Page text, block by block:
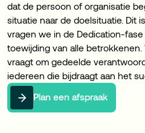
dat de persoon of organisatie
situatie naar de doelsituatie. Dit
vragen we in de Dedication-
toewijding van alle
vraagt om gedeelde
iedereen die bijdraagt aan het
Plan een afspraak